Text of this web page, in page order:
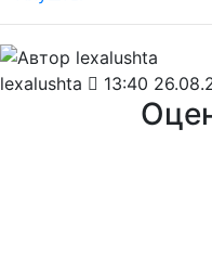
lexalushta 13:40